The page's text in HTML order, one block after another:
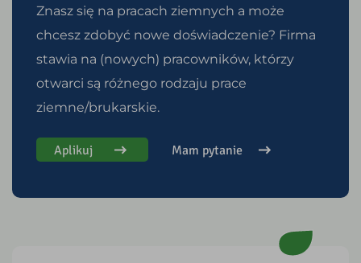
Znasz się na pracach ziemnych a może
chcesz zdobyć nowe doświadczenie? Firma
stawia na (nowych) pracowników, którzy
otwarci są różnego rodzaju prace
ziemne/brukarskie.
Aplikuj Mam pytanie